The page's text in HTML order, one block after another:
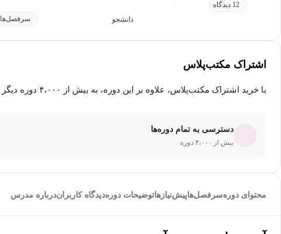
12 دیدگاه
دانشجو سرفصل‌ها
اشتراک مکتب‌پلاس
با خرید اشتراک مکتب‌پلاس، علاوه بر این دوره، به بیش از ۴،۰۰۰ دوره دیگر دسترسی خواهید داشت.
دسترسی به تمام دوره‌ها
بیش از ۴،۰۰۰ دوره
محتوای دورهسرفصل‌هاپیش‌نیاز‌هاتوضیحات دورهدیدگاه کاربراندرباره مدرس